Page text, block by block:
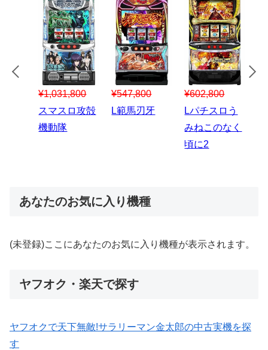
¥547,800
スマスロハナ
ビ
¥150,000
スマスロ秘宝
¥1,867,800
Lパチスロ 炎
炎ノ消防隊2
あなたのお気に入り機種
(未登録)ここにあなたのお気に入り機種が表示されます。
ヤフオク・楽天で探す
ヤフオクで天下無敵!サラリーマン金太郎の中古実機を探
す